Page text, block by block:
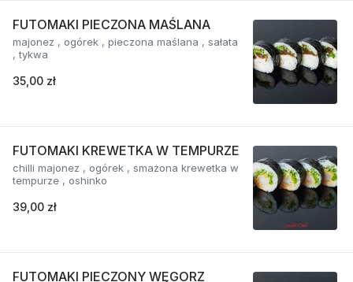
FUTOMAKI PIECZONA MAŚLANA
majonez , ogórek , pieczona maślana , sałata
, tykwa
35,00 zł
FUTOMAKI KREWETKA W TEMPURZE
chilli majonez , ogórek , smażona krewetka w
tempurze , oshinko
39,00 zł
FUTOMAKI PIECZONY WĘGORZ